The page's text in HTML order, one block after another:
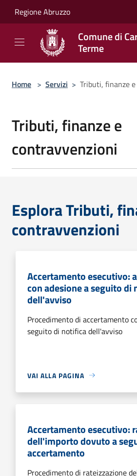
Regione Abruzzo
Comune di
Terme
Home > Servizi > Tributi, finanze
Tributi, finanze e
contravvenzioni
Esplora Tributi,
contravvenzioni
Accertamento esecutivo:
con adesione a seguito di
dell'avviso
Procedimento di accertamento
seguito di notifica dell'avviso
VAI ALLA PAGINA
Accertamento esecutivo:
dell'importo dovuto a
accertamento
Procedimento di rateizzazione